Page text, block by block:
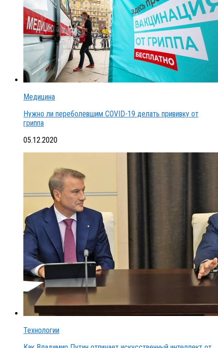
Медицина
Нужно ли переболевшим COVID-19 делать прививку от
гриппа
05.12.2020
Технологии